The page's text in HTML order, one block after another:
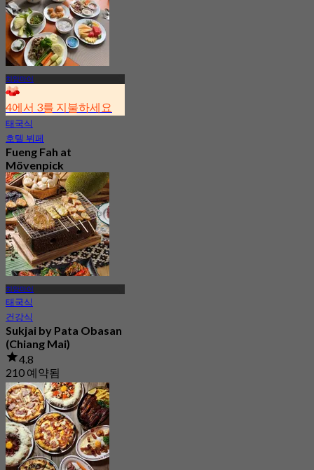
치앙마이
4에서 3를 지불하세요
태국식
호텔 뷔페
Fueng Fah at
Mövenpick
Suriwongse Hotel
(Chiang Mai)
4.4
128 예약됨
에서฿ 262.5
치앙마이
태국식
건강식
Sukjai by Pata Obasan
(Chiang Mai)
4.8
210 예약됨
에서฿ 396.66